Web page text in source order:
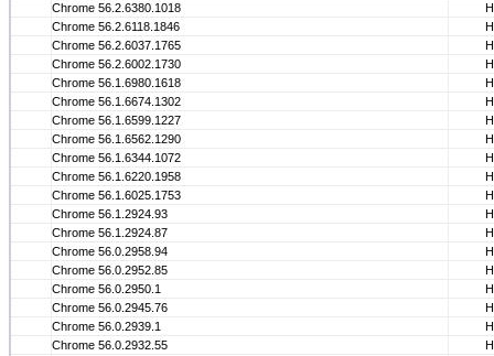
Chrome 56.2.6380.1018
Chrome 56.2.6118.1846
Chrome 56.2.6037.1765
Chrome 56.2.6002.1730
Chrome 56.1.6980.1618
Chrome 56.1.6674.1302
Chrome 56.1.6599.1227
Chrome 56.1.6562.1290
Chrome 56.1.6344.1072
Chrome 56.1.6220.1958
Chrome 56.1.6025.1753
Chrome 56.1.2924.93
Chrome 56.1.2924.87
Chrome 56.0.2958.94
Chrome 56.0.2952.85
Chrome 56.0.2950.1
Chrome 56.0.2945.76
Chrome 56.0.2939.1
Chrome 56.0.2932.55